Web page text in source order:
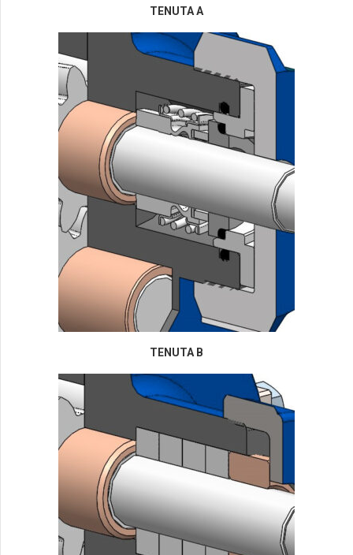
TENUTA A
TENUTA B